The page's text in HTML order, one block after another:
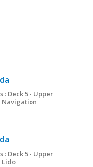
: Deck 5 - Upper
Navigation
: Deck 5 - Upper
Lido